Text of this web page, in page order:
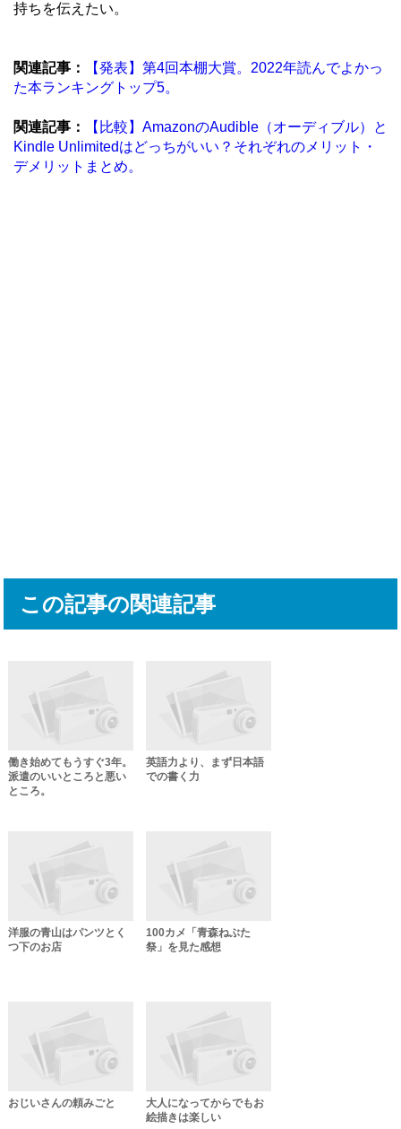
持ちを伝えたい。
関連記事：
【発表】第4回本棚大賞。2022年読んでよかっ
た本ランキングトップ5。
関連記事：
【比較】AmazonのAudible（オーディブル）と
Kindle Unlimitedはどっちがいい？それぞれのメリット・
デメリットまとめ。
この記事の関連記事
働き始めてもうすぐ3年。
派遣のいいところと悪い
ところ。
英語力より、まず日本語
での書く力
洋服の青山はパンツとく
つ下のお店
100カメ「青森ねぶた
祭」を見た感想
おじいさんの頼みごと
大人になってからでもお
絵描きは楽しい